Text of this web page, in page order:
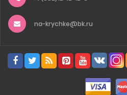
na-krychke@bk.ru